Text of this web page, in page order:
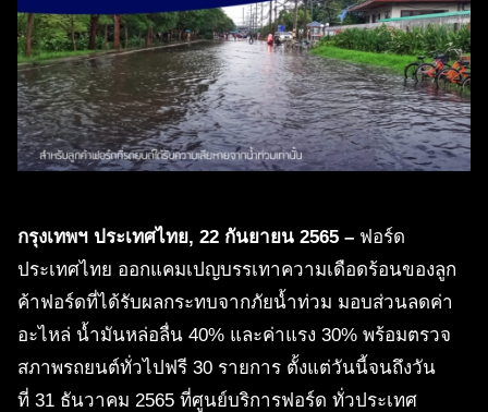
กรุงเทพฯ ประเทศไทย, 22 กันยายน 2565 – ฟอร์ด
ประเทศไทย ออกแคมเปญบรรเทาความเดือดร้อนของลูก
ค้าฟอร์ดที่ได้รับผลกระทบจากภัยน้ำท่วม มอบส่วนลดค่า
อะไหล่ น้ำมันหล่อลื่น 40% และค่าแรง 30% พร้อมตรวจ
สภาพรถยนต์ทั่วไปฟรี 30 รายการ ตั้งแต่วันนี้จนถึงวัน
ที่ 31 ธันวาคม 2565 ที่ศูนย์บริการฟอร์ด ทั่วประเทศ